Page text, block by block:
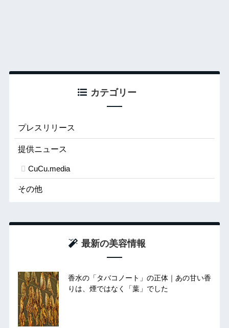
カテゴリー
プレスリリース
提供ニュース
CuCu.media
その他
最新の美容情報
香水の「タバコノート」の正体｜あの甘い香
りは、煙ではなく「葉」でした